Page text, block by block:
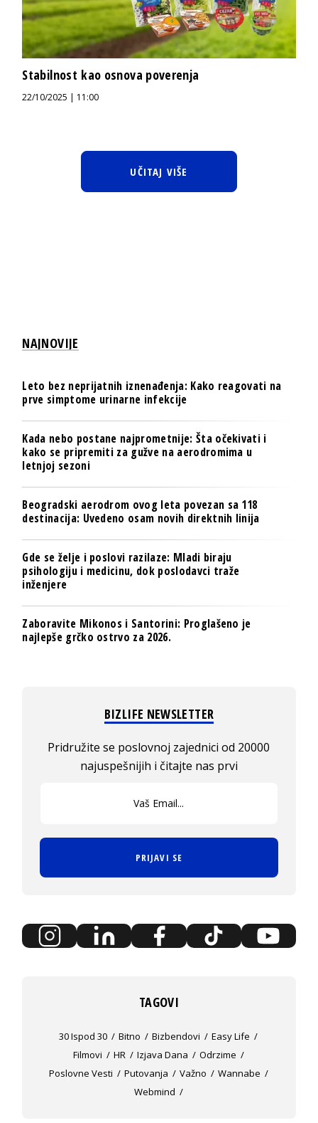
Stabilnost kao osnova poverenja
22/10/2025 | 11:00
UČITAJ VIŠE
NAJNOVIJE
Leto bez neprijatnih iznenađenja: Kako reagovati na
prve simptome urinarne infekcije
Kada nebo postane najprometnije: Šta očekivati i
kako se pripremiti za gužve na aerodromima u
letnjoj sezoni
Beogradski aerodrom ovog leta povezan sa 118
destinacija: Uvedeno osam novih direktnih linija
Gde se želje i poslovi razilaze: Mladi biraju
psihologiju i medicinu, dok poslodavci traže
inženjere
Zaboravite Mikonos i Santorini: Proglašeno je
najlepše grčko ostrvo za 2026.
BIZLIFE NEWSLETTER
Pridružite se poslovnoj zajednici od 20000
najuspešnijih i čitajte nas prvi
PRIJAVI SE
TAGOVI
30 Ispod 30 Bitno Bizbendovi
Easy Life
Filmovi
HR Izjava Dana
Odrzime
Poslovne Vesti
Putovanja Važno
Wannabe
Webmind